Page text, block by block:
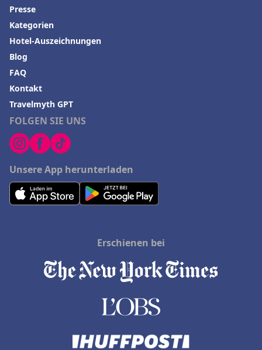
FOLGEN SIE UNS
Unsere App herunterladen
Presse
Kategorien
Hotel-Auszeichnungen
Blog
FAQ
Kontakt
Travelmyth GPT
Erschienen bei